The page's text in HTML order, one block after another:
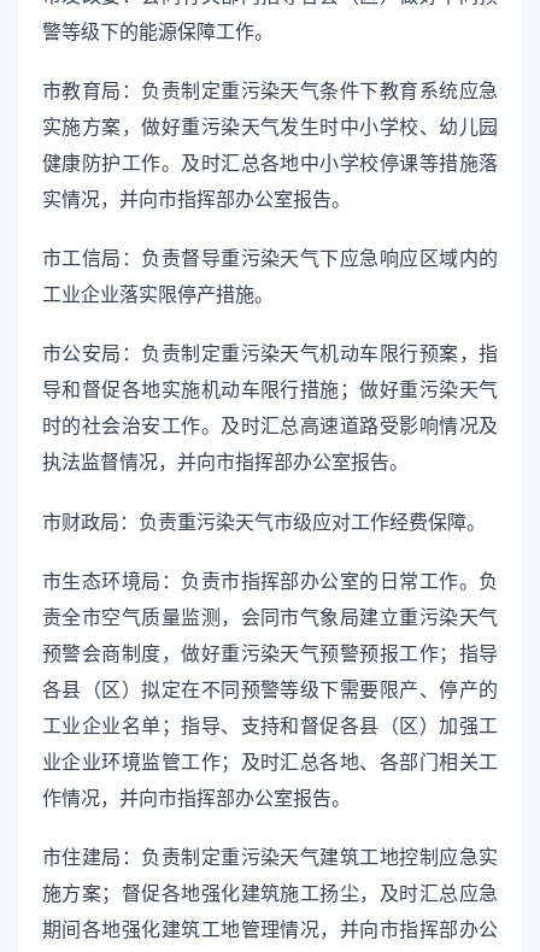
警等级下的能源保障工作。
市教育局：负责制定重污染天气条件下教育系统应急
实施方案，做好重污染天气发生时中小学校、幼儿园
健康防护工作。及时汇总各地中小学校停课等措施落
实情况，并向市指挥部办公室报告。
市工信局：负责督导重污染天气下应急响应区域内的
工业企业落实限停产措施。
市公安局：负责制定重污染天气机动车限行预案，指
导和督促各地实施机动车限行措施；做好重污染天气
时的社会治安工作。及时汇总高速道路受影响情况及
执法监督情况，并向市指挥部办公室报告。
市财政局：负责重污染天气市级应对工作经费保障。
市生态环境局：负责市指挥部办公室的日常工作。负
责全市空气质量监测，会同市气象局建立重污染天气
预警会商制度，做好重污染天气预警预报工作；指导
各县（区）拟定在不同预警等级下需要限产、停产的
工业企业名单；指导、支持和督促各县（区）加强工
业企业环境监管工作；及时汇总各地、各部门相关工
作情况，并向市指挥部办公室报告。
市住建局：负责制定重污染天气建筑工地控制应急实
施方案；督促各地强化建筑施工扬尘，及时汇总应急
期间各地强化建筑工地管理情况，并向市指挥部办公